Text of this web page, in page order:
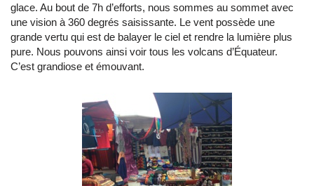
glace. Au bout de 7h d’efforts, nous sommes au sommet avec
une vision à 360 degrés saisissante. Le vent possède une
grande vertu qui est de balayer le ciel et rendre la lumière plus
pure. Nous pouvons ainsi voir tous les volcans d’Équateur.
C’est grandiose et émouvant.